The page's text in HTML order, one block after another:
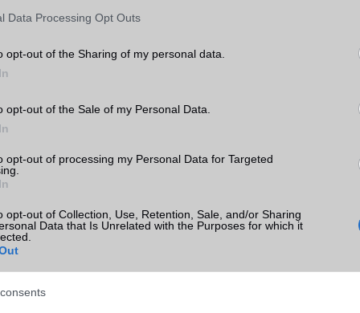
Data Processing Opt Outs
opt-out of the Sharing of my personal data.
opt-out of the Sale of my Personal Data.
opt-out of processing my Personal Data for Targeted
opt-out of Collection, Use, Retention, Sale, and/or Sharing
Data that Is Unrelated with the Purposes for which it
WAP
EMS/E-mail
Infraport
B/T extra A2DP
Wi-Fi Direct Nincs